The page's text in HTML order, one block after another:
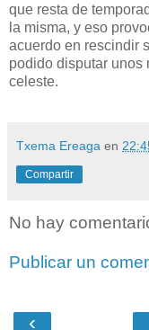
que resta de
la misma, y eso
acuerdo en rescindir
podido disputar unos
celeste.
Txema Ereaga en
Compartir
No hay
Publicar un
‹